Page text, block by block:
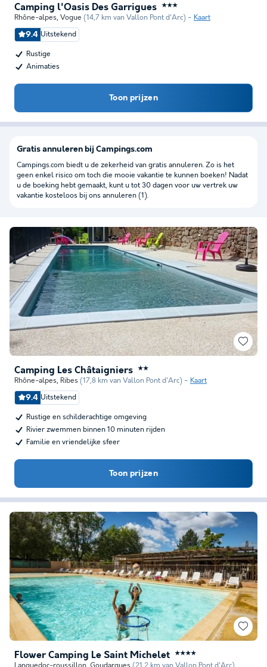
Camping l'Oasis Des Garrigues ★★★
Rhône-alpes, Vogue (14,7 km van Vallon Pont d'Arc) Kaart
9.4 Uitstekend
Rustige
Animaties
Toon prijzen
Camping Les Châtaigniers ★★
Rhône-alpes, Ribes (17,8 km van Vallon Pont d'Arc) Kaart
9.4 Uitstekend
Rustige en schilderachtige omgeving
Rivier zwemmen binnen 10 minuten rijden
Familie en vriendelijke sfeer
Toon prijzen
Flower Camping Le Saint Michelet ★★★★
Gratis annuleren bij Campings.com
Campings.com biedt u de zekerheid van gratis annuleren. Zo is het
geen enkel risico om toch die mooie vakantie te kunnen boeken! Nadat
u de boeking hebt gemaakt, kunt u tot 30 dagen voor uw vertrek uw
vakantie kosteloos bij ons annuleren (1).